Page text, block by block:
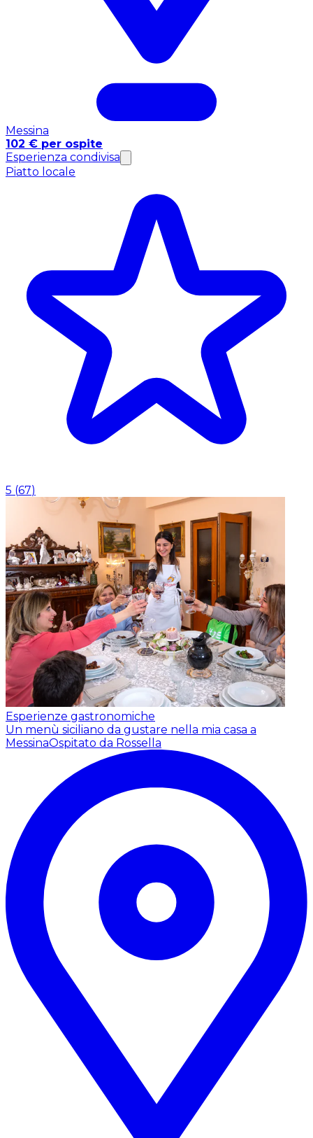
Messina
102 € per ospite
Esperienza condivisa
Piatto locale
5 (67)
Esperienze gastronomiche
Un menù siciliano da gustare nella mia casa a
MessinaOspitato da Rossella